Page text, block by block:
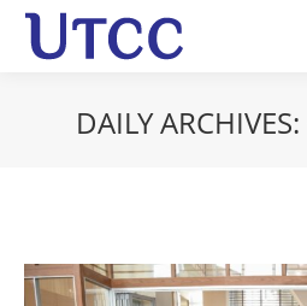
DAILY ARCHIVES: